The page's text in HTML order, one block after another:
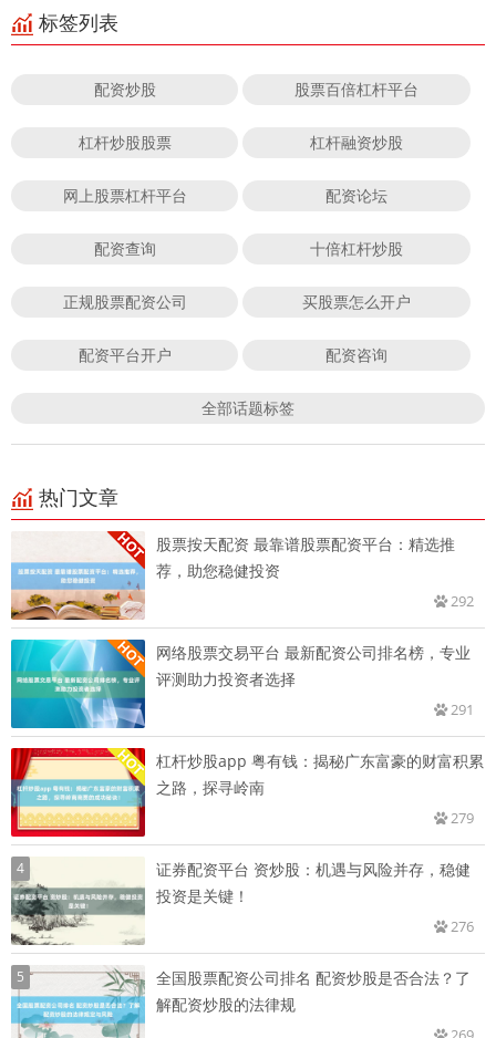
标签列表
配资炒股 股票百倍杠杆平台
杠杆炒股股票 杠杆融资炒股
网上股票杠杆平台 配资论坛
配资查询 十倍杠杆炒股
正规股票配资公司 买股票怎么开户
配资平台开户 配资咨询
全部话题标签
热门文章
股票按天配资 最靠谱股票配资平台：精选推
荐，助您稳健投资
292
网络股票交易平台 最新配资公司排名榜，专业
评测助力投资者选择
291
杠杆炒股app 粤有钱：揭秘广东富豪的财富积累
之路，探寻岭南
279
4
证券配资平台 资炒股：机遇与风险并存，稳健
投资是关键！
276
5
全国股票配资公司排名 配资炒股是否合法？了
解配资炒股的法律规